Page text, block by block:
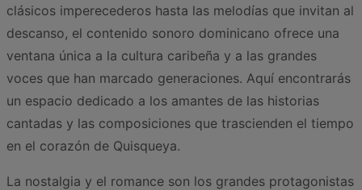
clásicos imperecederos hasta las melodías que invitan al
descanso, el contenido sonoro dominicano ofrece una
ventana única a la cultura caribeña y a las grandes
voces que han marcado generaciones. Aquí encontrarás
un espacio dedicado a los amantes de las historias
cantadas y las composiciones que trascienden el tiempo
en el corazón de Quisqueya.
La nostalgia y el romance son los grandes protagonistas